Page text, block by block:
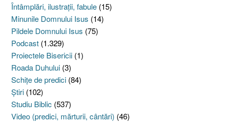
Întâmplări, ilustraţii, fabule (15)
Minunile Domnului Isus (14)
Pildele Domnului Isus (75)
Podcast (1.329)
Proiectele Bisericii (1)
Roada Duhului (3)
Schiţe de predici (84)
Ştiri (102)
Studiu Biblic (537)
Video (predici, mărturii, cântări) (46)